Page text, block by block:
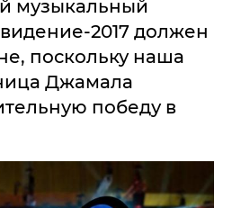
музыкальный
2017 должен
поскольку наша
Джамала
победу в